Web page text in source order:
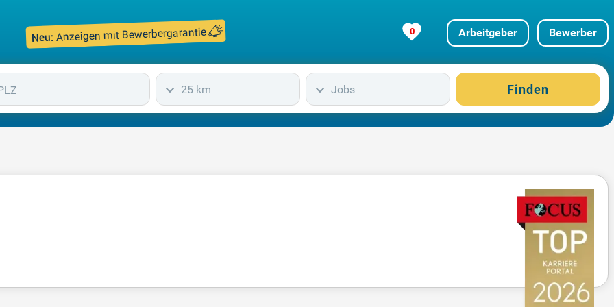
Neu: Anzeigen mit Bewerbergarantie 0 Arbeitgeber Bewerber
25 km Jobs Finden